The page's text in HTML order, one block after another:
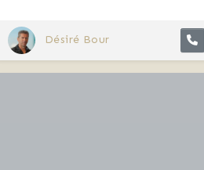
Désiré Bour